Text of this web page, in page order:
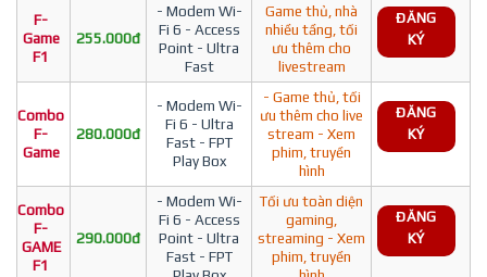
F-
Game
F1
255.000đ
- Modem Wi-
Fi 6 - Access
Point - Ultra
Fast
Game thủ, nhà
nhiều tầng, tối
ưu thêm cho
livestream
ĐĂNG
KÝ
Combo
F-
Game
280.000đ
- Modem Wi-
Fi 6 - Ultra
Fast - FPT
Play Box
- Game thủ, tối
ưu thêm cho live
stream - Xem
phim, truyền
hình
ĐĂNG
KÝ
Combo
F-
GAME
F1
290.000đ
- Modem Wi-
Fi 6 - Access
Point - Ultra
Fast - FPT
Tối ưu toàn diện
gaming,
streaming - Xem
phim, truyền
ĐĂNG
KÝ